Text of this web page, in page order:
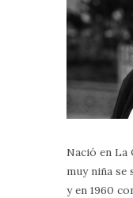
Nació en La
muy niña se
y en 1960